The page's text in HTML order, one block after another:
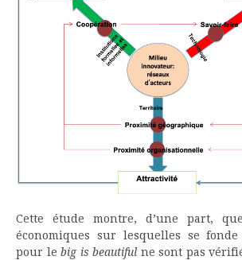
Cette étude montre, d’une part,
économiques sur lesquelles se
pour le big is beautiful ne sont pas